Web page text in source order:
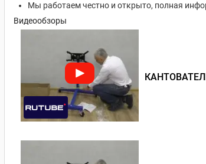
Мы работаем честно и открыто, полная
Видеообзоры